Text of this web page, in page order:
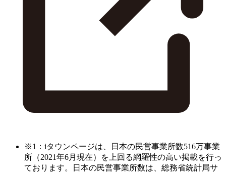
※1：iタウンページは、日本の民営事業所数516万事業
所（2021年6月現在）を上回る網羅性の高い掲載を行っ
ております。日本の民営事業所数は、総務省統計局サ